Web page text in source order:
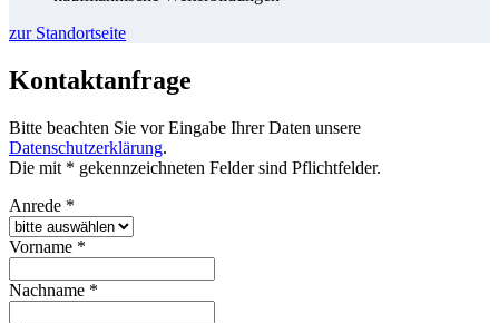
zur Standortseite
Kontaktanfrage
Bitte beachten Sie vor Eingabe Ihrer Daten unsere
Datenschutzerklärung.
Die mit * gekennzeichneten Felder sind Pflichtfelder.
Anrede *
Vorname *
Nachname *